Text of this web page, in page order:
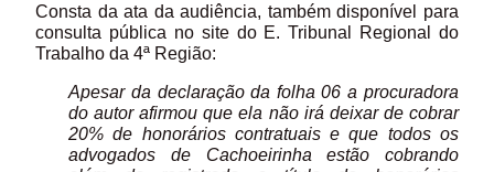
Consta da ata da audiência, também disponível para
consulta pública no site do E. Tribunal Regional do
Trabalho da 4ª Região:
Apesar da declaração da folha 06 a procuradora
do autor afirmou que ela não irá deixar de cobrar
20% de honorários contratuais e que todos os
advogados de Cachoeirinha estão cobrando